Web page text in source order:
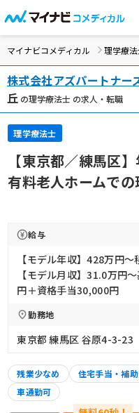
マイナビコメディカル 理学療法
株式会社アズパートナー
丘 の理学療法士 の求人・転職
理学療法士
【東京都／練馬区
有料老人ホームで
給与
【モデル年収】428万円〜
【モデル月収】31.0万円
円＋資格手当30,000円
勤務地
東京都 練馬区 谷原4-3-23
残業少なめ 住宅手当・補助
車通勤可